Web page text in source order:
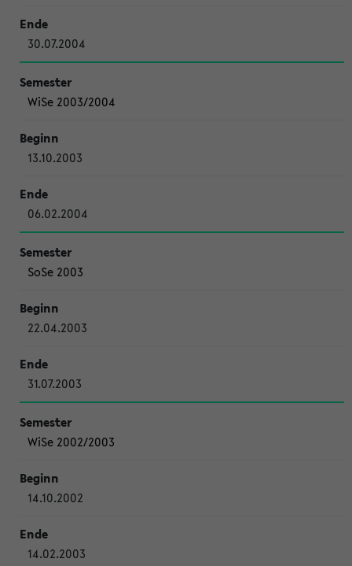
30.07.2004
WiSe 2003/2004
13.10.2003
06.02.2004
SoSe 2003
22.04.2003
31.07.2003
WiSe 2002/2003
14.10.2002
14.02.2003